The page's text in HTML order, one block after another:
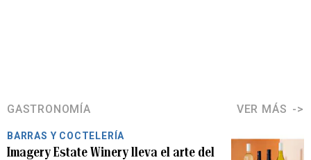
GASTRONOMÍA VER MÁS
BARRAS Y COCTELERÍA
Imagery Estate Winery lleva el arte del